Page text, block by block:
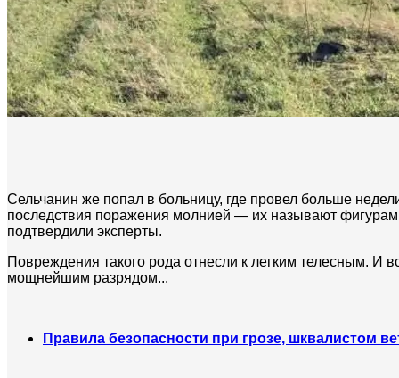
Сельчанин же попал в больницу, где провел больше
последствия поражения молнией — их называют
подтвердили эксперты.
Повреждения такого рода отнесли к легким телесным. И
мощнейшим разрядом...
Правила безопасности при грозе, шквалистом